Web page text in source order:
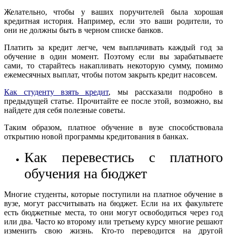
Желательно, чтобы у ваших поручителей была хорошая
кредитная история. Например, если это ваши родители, то
они не должны быть в черном списке банков.
Платить за кредит легче, чем выплачивать каждый год за
обучение в один момент. Поэтому если вы зарабатываете
сами, то старайтесь накапливать некоторую сумму, помимо
ежемесячных выплат, чтобы потом закрыть кредит насовсем.
Как студенту взять кредит, мы рассказали подробно в
предыдущей статье. Прочитайте ее после этой, возможно, вы
найдете для себя полезные советы.
Таким образом, платное обучение в вузе способствовала
открытию новой программы кредитования в банках.
Как перевестись с платного
обучения на бюджет
Многие студенты, которые поступили на платное обучение в
вузе, могут рассчитывать на бюджет. Если на их факультете
есть бюджетные места, то они могут освободиться через год
или два. Часто ко второму или третьему курсу многие решают
изменить свою жизнь. Кто-то переводится на другой